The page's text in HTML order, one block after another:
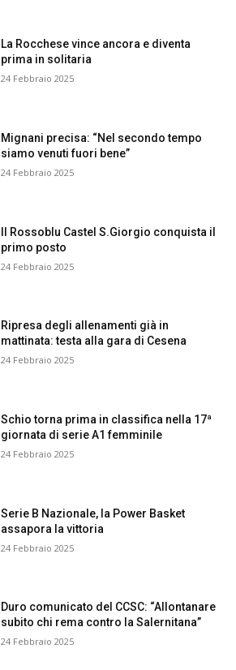
La Rocchese vince ancora e diventa
prima in solitaria
24 Febbraio 2025
Mignani precisa: “Nel secondo tempo
siamo venuti fuori bene”
24 Febbraio 2025
Il Rossoblu Castel S.Giorgio conquista il
primo posto
24 Febbraio 2025
Ripresa degli allenamenti già in
mattinata: testa alla gara di Cesena
24 Febbraio 2025
Schio torna prima in classifica nella 17ª
giornata di serie A1 femminile
24 Febbraio 2025
Serie B Nazionale, la Power Basket
assapora la vittoria
24 Febbraio 2025
Duro comunicato del CCSC: “Allontanare
subito chi rema contro la Salernitana”
24 Febbraio 2025